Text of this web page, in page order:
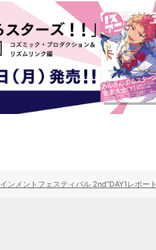
ンメントフェスティバル 2nd”DAY1レポート